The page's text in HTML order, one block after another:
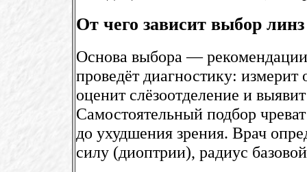
От чего зависит выбор линз
Основа выбора —
проведёт диагностику: измерит
оценит слёзоотделение и
Самостоятельный подбор
до ухудшения зрения. Врач
силу (диоптрии), радиус